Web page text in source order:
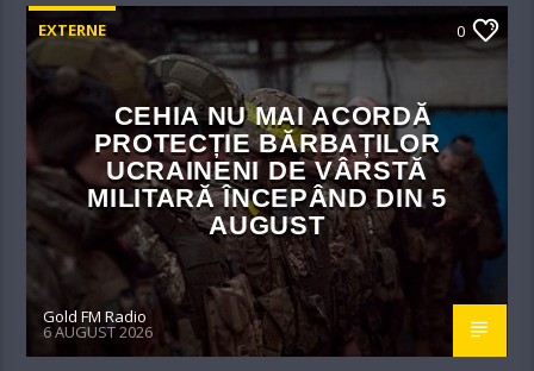
EXTERNE 0
CEHIA NU MAI ACORDĂ
PROTECȚIE BĂRBAȚILOR
UCRAINENI DE VÂRSTĂ
MILITARĂ ÎNCEPÂND DIN 5
AUGUST
Gold FM Radio
6 AUGUST 2026